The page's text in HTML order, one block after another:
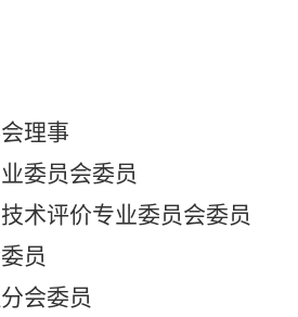
理事
委员会委员
术评价专业委员会委员
员
会委员